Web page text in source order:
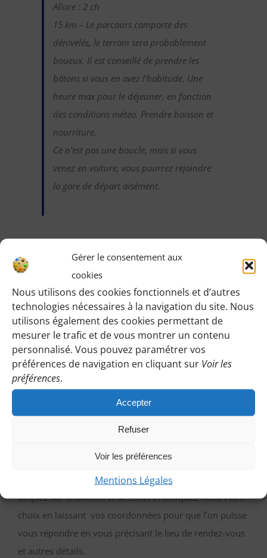
Gérer le consentement aux
cookies
Nous utilisons des cookies fonctionnels et d’autres
technologies nécessaires à la navigation du site. Nous
utilisons également des cookies permettant de
mesurer le trafic et de vous montrer un contenu
personnalisé. Vous pouvez paramétrer vos
préférences de navigation en cliquant sur Voir les
préférences.
Accepter
Refuser
Voir les préférences
Mentions Légales
Allure : 2 ch
15 km – Le parcours comporte des
dénivelés, le terrain sera probablement
boueux. Il est conseillé de prendre les
bâtons si vous en avez l’habitude. Une
heure max pour le déjeuner, en fonction
des conditions météo. Prendre boisson et
nourriture.
Ce n’est pas une boucle, mais si vous
venez en voiture, vous pourrez rejoindre
la gare de départ aisément.
Identifiez-vous pour voir les détails de cette
randonnée:
Une fois identifiée en tant qu’adhérente, vous pourrez
accéder à toutes les informations de rendez-vous,
horaires, lieux, etc.
M’IDENTIFIER
randonnées d’essai sans engagement de votre part
Cliquez sur le bouton ci-dessous et indiquez-nous votre
choix en laissant vos coordonnées pour que l’on puisse
vous répondre en vous précisant le lieu de rendez-vous
et autres détails.